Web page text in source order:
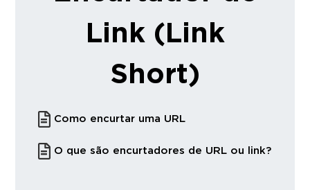
Link (Link
Short)
Como encurtar uma URL
O que são encurtadores de URL ou link?